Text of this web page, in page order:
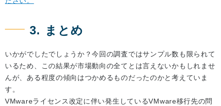
3. まとめ
いかがでしたでしょうか？今回の調査ではサンプル数も限られて
いるため、この結果が市場動向の全てとは言えないかもしれませ
んが、ある程度の傾向はつかめるものだったのかと考えていま
す。
VMwareライセンス改定に伴い発生しているVMware移行先の問